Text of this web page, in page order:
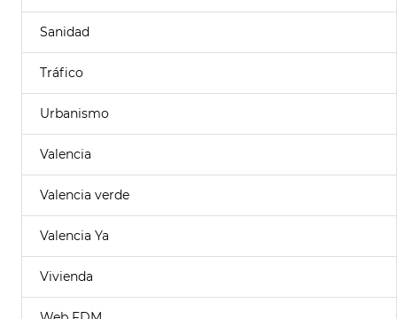
Sanidad
Tráfico
Urbanismo
Valencia
Valencia verde
Valencia Ya
Vivienda